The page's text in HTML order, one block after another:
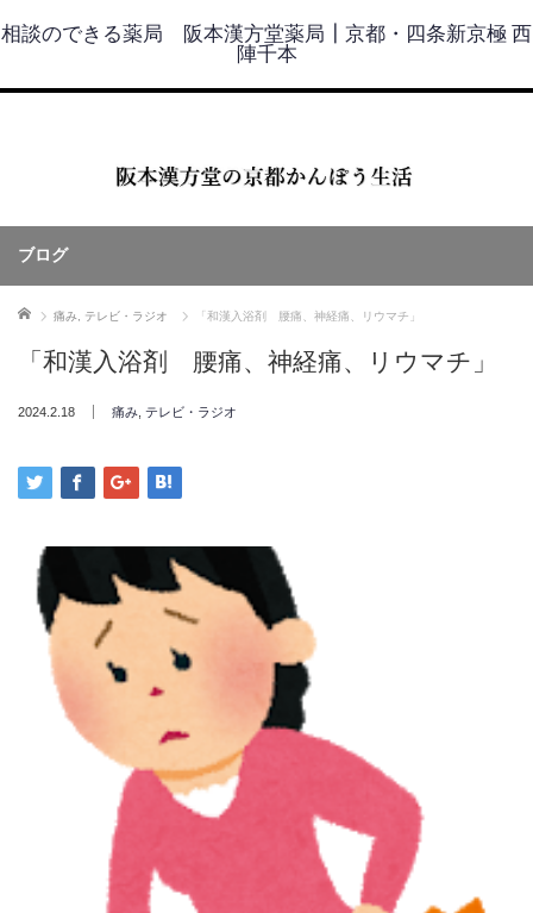
相談のできる薬局 阪本漢方堂薬局┃京都・四条新京極 西
陣千本
ブログ
ホーム 痛み テレビ・ラジオ 「和漢入浴剤 腰痛、神経痛、リウマチ」
「和漢入浴剤 腰痛、神経痛、リウマチ」
2024.2.18 痛み テレビ・ラジオ